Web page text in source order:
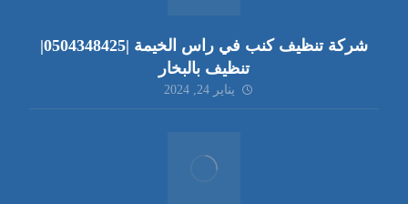
شركة تنظيف كنب في راس الخيمة |0504348425|
تنظيف بالبخار
يناير 24, 2024